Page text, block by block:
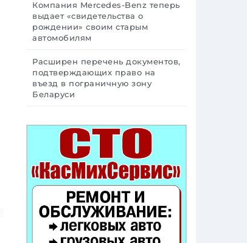
Компания Mercedes-Benz теперь
выдает «свидетельства о
рождении» своим старым
автомобилям
Расширен перечень документов,
подтверждающих право на
въезд в пограничную зону
Беларуси